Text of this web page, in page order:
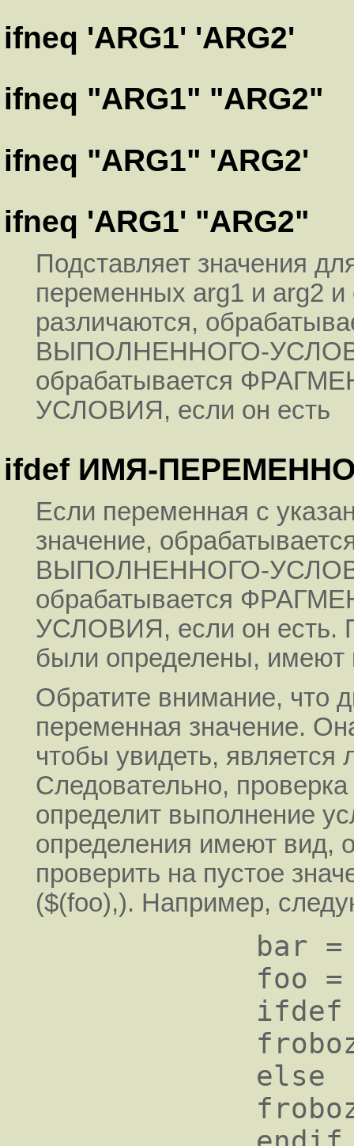
ifneq 'ARG1' 'ARG2'
ifneq "ARG1" "ARG2"
ifneq "ARG1" 'ARG2'
ifneq 'ARG1' "ARG2"
Подставляет значения
переменных arg1 и arg2 и
различаются,
ВЫПОЛНЕННОГО-
обрабатывается
УСЛОВИЯ, если он есть
ifdef ИМЯ-
Если переменная с
значение,
ВЫПОЛНЕННОГО-
обрабатывается
УСЛОВИЯ, если он есть.
были определены, имеют
Обратите внимание, что
переменная значение.
чтобы увидеть, является
Следовательно,
определит выполнение
определения имеют вид,
проверить на пустое
($(foo),). Например,